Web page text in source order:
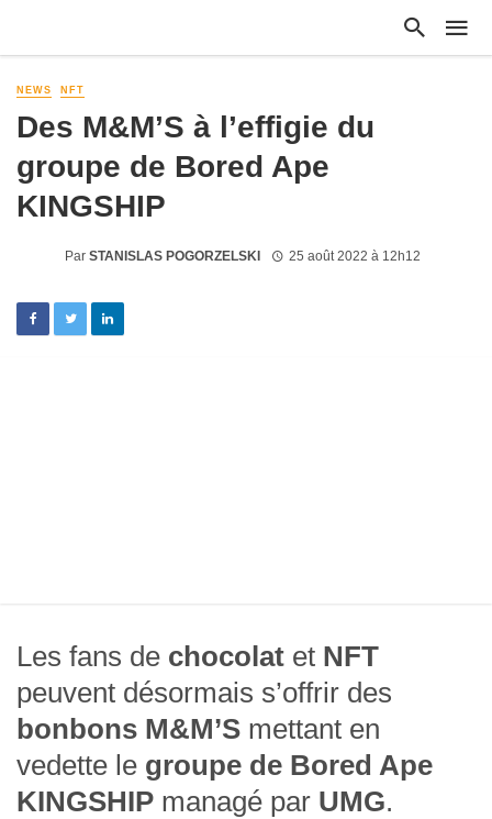
NEWS NFT
Des M&M’S à l’effigie du
groupe de Bored Ape
KINGSHIP
Par STANISLAS POGORZELSKI 25 août 2022 à 12h12
Les fans de chocolat et NFT
peuvent désormais s’offrir des
bonbons M&M’S mettant en
vedette le groupe de Bored Ape
KINGSHIP managé par UMG.